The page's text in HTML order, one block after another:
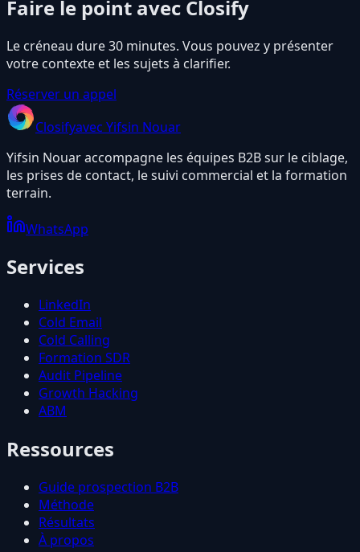
Faire le point avec Closify
Le créneau dure 30 minutes. Vous pouvez y présenter
votre contexte et les sujets à clarifier.
Réserver un appel
Closifyavec Yifsin Nouar
Yifsin Nouar accompagne les équipes B2B sur le ciblage,
les prises de contact, le suivi commercial et la formation
terrain.
WhatsApp
Services
LinkedIn
Cold Email
Cold Calling
Formation SDR
Audit Pipeline
Growth Hacking
ABM
Ressources
Guide prospection B2B
Méthode
Résultats
À propos